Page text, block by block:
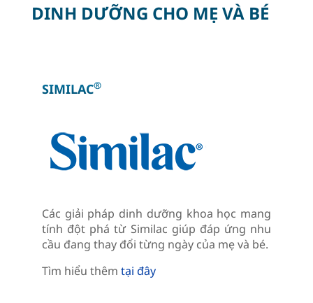
DINH DƯỠNG CHO MẸ VÀ BÉ
SIMILAC®
Các giải pháp dinh dưỡng khoa học mang
tính đột phá từ Similac giúp đáp ứng nhu
cầu đang thay đổi từng ngày của mẹ và bé.
Tìm hiểu thêm tại đây